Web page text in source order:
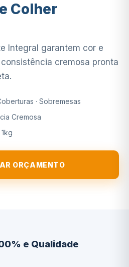
Colher
Integral garantem cor e
cremosa pronta
· Sobremesas
Cremosa
ORÇAMENTO
e Qualidade